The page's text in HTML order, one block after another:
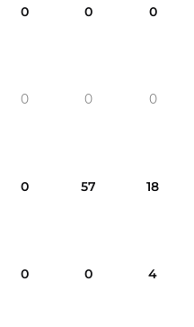
0 0 0
0 0 0
0 57 18
0 0 4